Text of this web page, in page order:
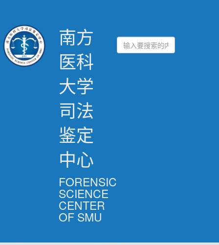
南方
医科
大学
司法
鉴定
中心
FORENSIC
SCIENCE
CENTER
OF SMU